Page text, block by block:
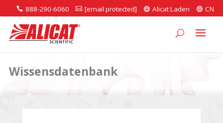
 888-290-6060  [email protected]  Alicat Laden  CN
Wissensdatenbank